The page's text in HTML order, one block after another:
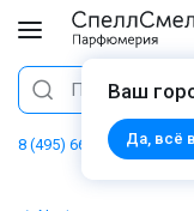
Ваш
Да, всё
Поиск
8 (495) 668 06 02